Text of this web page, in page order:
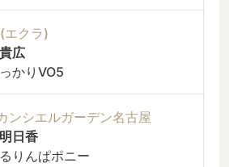
クラ)
広
かりVO5
ンシエルガーデン名古屋
日香
りんぱポニー